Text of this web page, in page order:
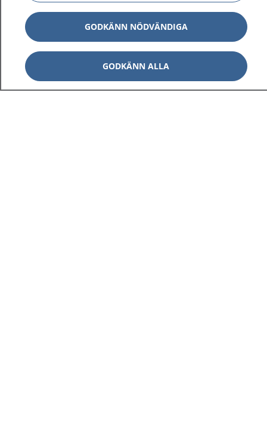
GODKÄNN NÖDVÄNDIGA
GODKÄNN ALLA